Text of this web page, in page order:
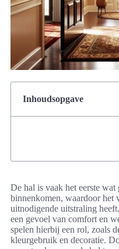
Inhoudsopgave
De hal is vaak het eerste
binnenkomen, waardoor het
uitnodigende uitstraling
een gevoel van comfort en
spelen hierbij een rol, zoals
kleurgebruik en decoratie.